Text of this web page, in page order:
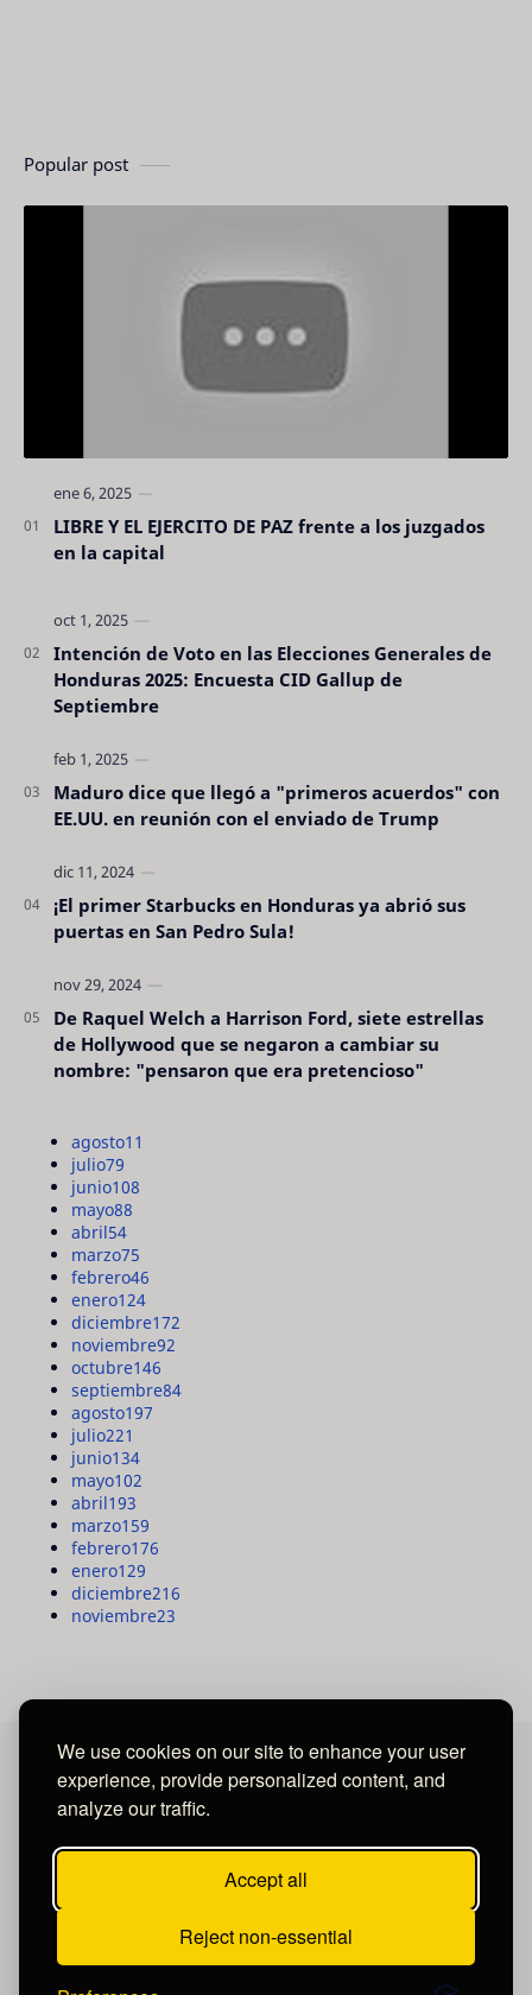
We use cookies on our site to enhance your user
experience, provide personalized content, and
analyze our traffic.
Accept all
Reject non-essential
Popular post
LIBRE Y EL EJERCITO DE PAZ frente a los juzgados
en la capital
Intención de Voto en las Elecciones Generales de
Honduras 2025: Encuesta CID Gallup de
Septiembre
Maduro dice que llegó a "primeros acuerdos" con
EE.UU. en reunión con el enviado de Trump
¡El primer Starbucks en Honduras ya abrió sus
puertas en San Pedro Sula!
De Raquel Welch a Harrison Ford, siete estrellas
de Hollywood que se negaron a cambiar su
nombre: "pensaron que era pretencioso"
agosto11
julio79
junio108
mayo88
abril54
marzo75
febrero46
enero124
diciembre172
noviembre92
octubre146
septiembre84
agosto197
julio221
junio134
mayo102
abril193
marzo159
febrero176
enero129
diciembre216
noviembre23
MAYA MEDIA GROUP
Ubicados en Tegucigalpa - Honduras.